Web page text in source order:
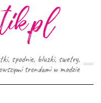
spodnie, bluzki, swetry,
trendami w modzie